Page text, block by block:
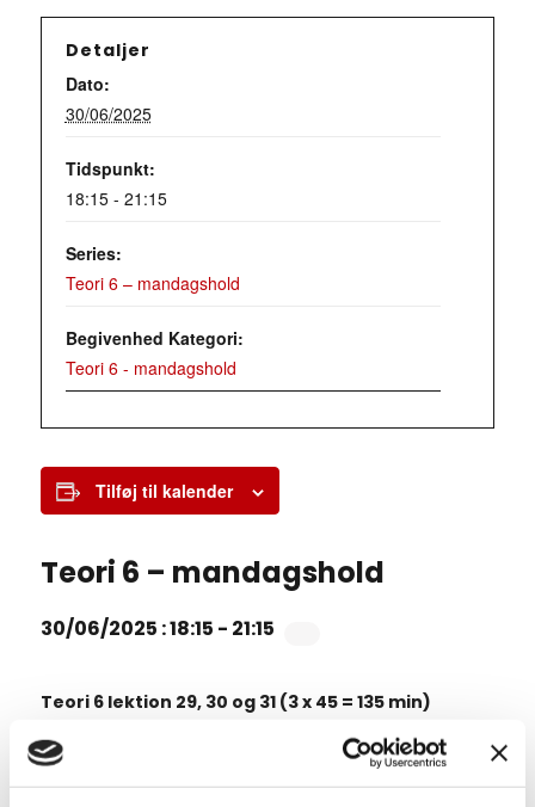
Detaljer
Dato:
30/06/2025
Tidspunkt:
18:15 - 21:15
Series:
Teori 6 – mandagshold
Begivenhed Kategori:
Teori 6 - mandagshold
Tilføj til kalender
Teori 6 – mandagshold
30/06/2025 : 18:15 - 21:15
Teori 6 lektion 29, 30 og 31 (3 x 45 = 135 min)
Manøvrer på vej
7.11 Fremkørsel mod vejkryds (rep)